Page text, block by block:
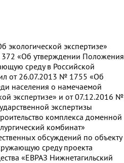
экспертизе»
«Об утверждении Положения
среду в Российской
от 26.07.2013 № 1755 «Об
населения о намечаемой
экспертизе» и от 07.12.2016 №
экспертизы
комплекса доменной
комбинат»
обсуждений по объекту
среду проекта
«ЕВРАЗ Нижнетагильский